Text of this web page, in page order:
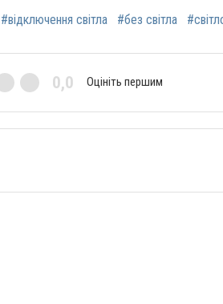
#відключення світла #без світла
0,0 Оцініть першим